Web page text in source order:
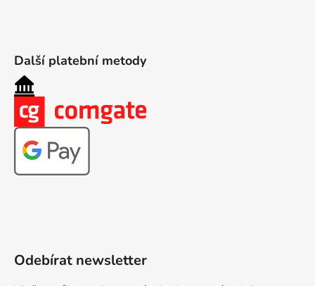
Další platební metody
Odebírat newsletter